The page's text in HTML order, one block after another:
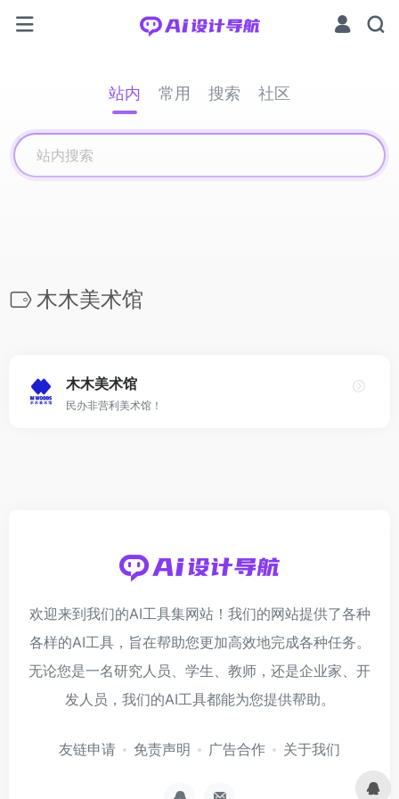
站内 常用 搜索 社区
木木美术馆
木木美术馆
民办非营利美术馆！
欢迎来到我们的AI工具集网站！我们的网站提供了各种
各样的AI工具，旨在帮助您更加高效地完成各种任务。
无论您是一名研究人员、学生、教师，还是企业家、开
发人员，我们的AI工具都能为您提供帮助。
友链申请 免责声明 广告合作 关于我们